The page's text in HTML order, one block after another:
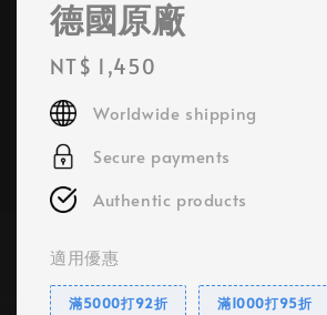
德國原廠
Regular
price
NT$ 1,450
Worldwide shipping
Secure payments
Authentic products
適用優惠
滿5000打92折 滿1000打95折